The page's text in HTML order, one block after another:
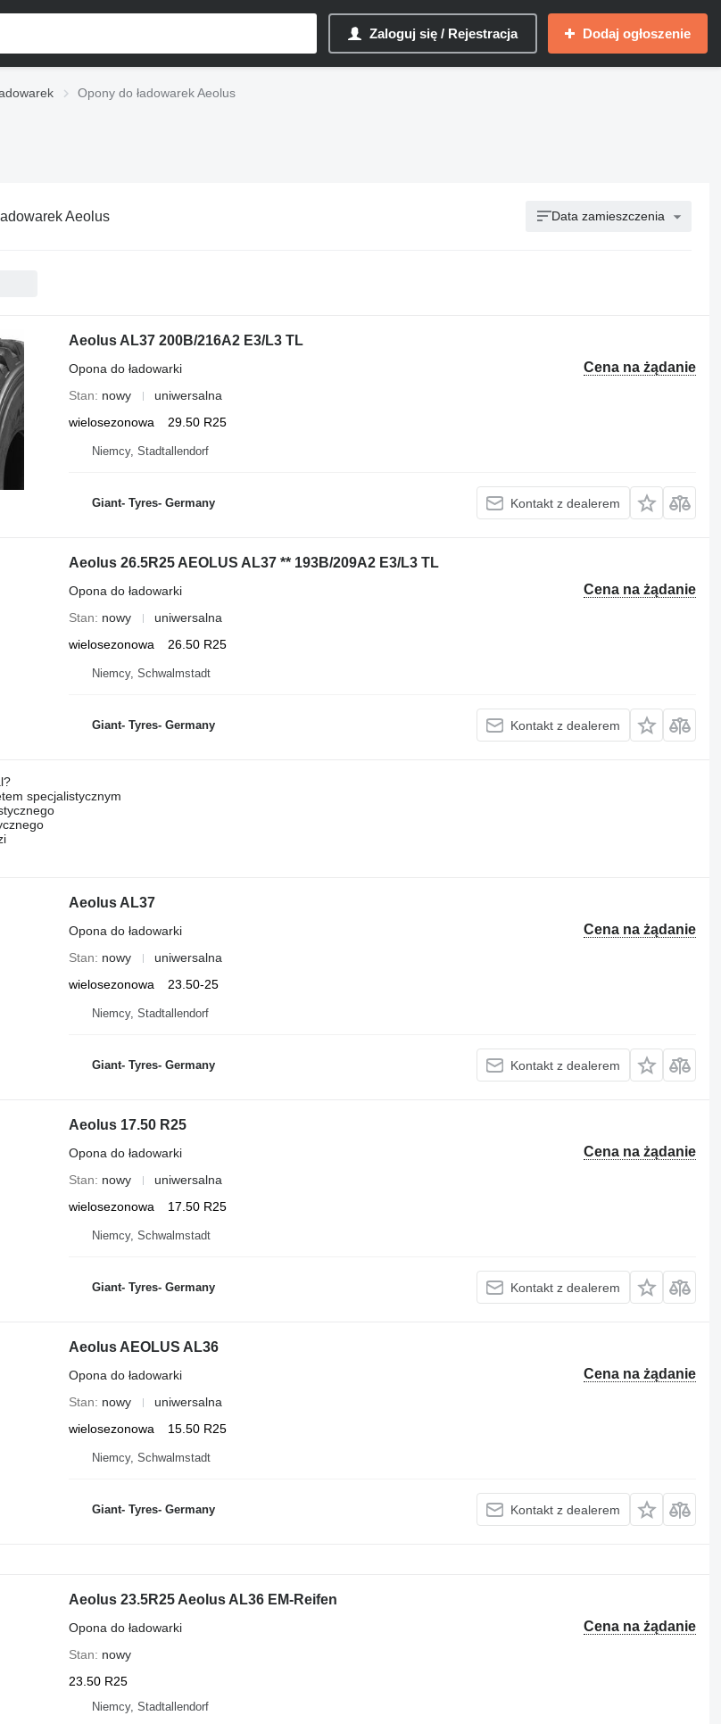
Zaloguj się / Rejestracja Dodaj ogłoszenie
Opony do ładowarek Aeolus
Aeolus Data zamieszczenia
Aeolus AL37 200B/216A2 E3/L3 TL
Cena na żądanie
Opona do ładowarki
Stan
nowy
uniwersalna
wielosezonowa
29.50 R25
Niemcy, Stadtallendorf
Giant- Tyres- Germany Kontakt z dealerem
Aeolus 26.5R25 AEOLUS AL37 ** 193B/209A2 E3/L3 TL
Cena na żądanie
Opona do ładowarki
Stan
nowy
uniwersalna
wielosezonowa
26.50 R25
Niemcy, Schwalmstadt
Giant- Tyres- Germany Kontakt z dealerem
specjalistycznym
Aeolus AL37
Cena na żądanie
Opona do ładowarki
Stan
nowy
uniwersalna
wielosezonowa
23.50-25
Niemcy, Stadtallendorf
Giant- Tyres- Germany Kontakt z dealerem
Aeolus 17.50 R25
Cena na żądanie
Opona do ładowarki
Stan
nowy
uniwersalna
wielosezonowa
17.50 R25
Niemcy, Schwalmstadt
Giant- Tyres- Germany Kontakt z dealerem
Aeolus AEOLUS AL36
Cena na żądanie
Opona do ładowarki
Stan
nowy
uniwersalna
wielosezonowa
15.50 R25
Niemcy, Schwalmstadt
Giant- Tyres- Germany Kontakt z dealerem
Aeolus 23.5R25 Aeolus AL36 EM-Reifen
Cena na żądanie
Opona do ładowarki
Stan
nowy
23.50 R25
Niemcy, Stadtallendorf